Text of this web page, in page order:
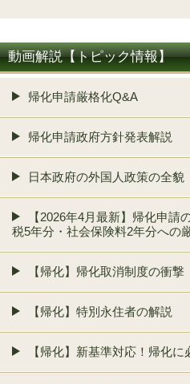
動画解説【トピック情報】
帰化申請厳格化Q&A
帰化申請政府方針発表解説
日本政府の外国人政策の全貌
【2026年4月最新】帰化申請
税5年分・社会保険料2年分への
【帰化】帰化取消制度の衝撃
【帰化】特別永住者の解説
【帰化】新基準対応！帰化に